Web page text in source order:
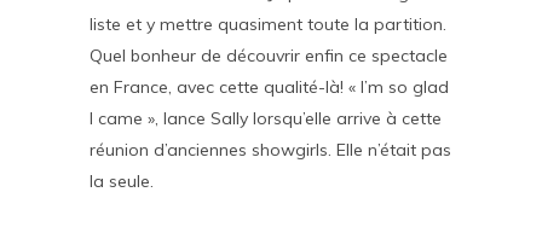
liste et y mettre quasiment toute la partition.
Quel bonheur de découvrir enfin ce spectacle
en France, avec cette qualité-là! « I’m so glad
I came », lance Sally lorsqu’elle arrive à cette
réunion d’anciennes showgirls. Elle n’était pas
la seule.